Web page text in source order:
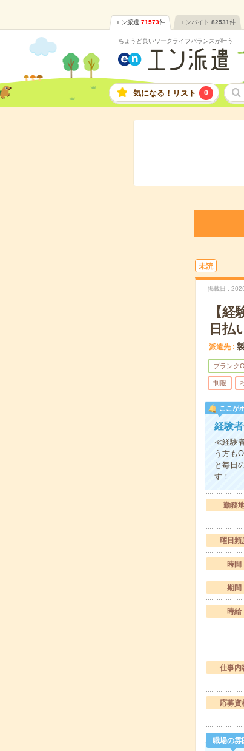
エン派遣 71573件 エンバイト 82531件
ちょうど良いワークライフバランスが叶う
気になる！リスト 0
未読
掲載日
【
日払
派遣先
ブランク
制服
ここが
経験
≪経験
う方も
と毎日
す！
勤務
曜日頻
時間
期間
時給
仕事内
応募資
職場の雰